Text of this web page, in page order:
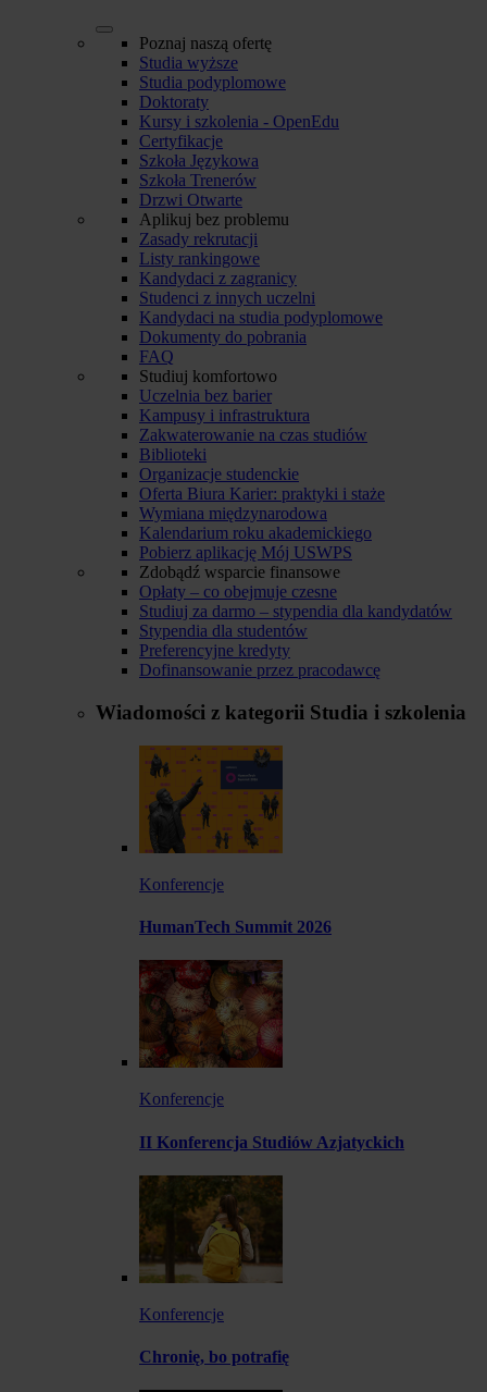
Poznaj naszą ofertę
Studia wyższe
Studia podyplomowe
Doktoraty
Kursy i szkolenia - OpenEdu
Certyfikacje
Szkoła Językowa
Szkoła Trenerów
Drzwi Otwarte
Aplikuj bez problemu
Zasady rekrutacji
Listy rankingowe
Kandydaci z zagranicy
Studenci z innych uczelni
Kandydaci na studia podyplomowe
Dokumenty do pobrania
FAQ
Studiuj komfortowo
Uczelnia bez barier
Kampusy i infrastruktura
Zakwaterowanie na czas studiów
Biblioteki
Organizacje studenckie
Oferta Biura Karier: praktyki i staże
Wymiana międzynarodowa
Kalendarium roku akademickiego
Pobierz aplikację Mój USWPS
Zdobądź wsparcie finansowe
Opłaty – co obejmuje czesne
Studiuj za darmo – stypendia dla kandydatów
Stypendia dla studentów
Preferencyjne kredyty
Dofinansowanie przez pracodawcę
Wiadomości z kategorii Studia i szkolenia
Konferencje
HumanTech Summit 2026
Konferencje
II Konferencja Studiów Azjatyckich
Konferencje
Chronię, bo potrafię